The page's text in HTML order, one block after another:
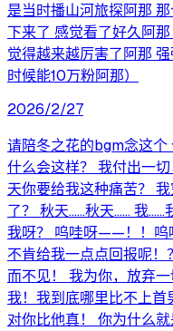
是当时播山河旅探阿那
下来了 感觉看了好久阿
觉得越来越厉害了阿那
时候能10万粉阿那）
2026/2/27
请陪冬之花的bgm念这个
什么会这样？ 我付出一
天你要给我这种痛苦？
了？ 秋天……秋天…… 我……
我呀？ 呜哇呀——！！
不肯给我一点点回报呢
而不见！ 我为你，放弃
我！我到底哪里比不上首
对你比他真！ 你为什么